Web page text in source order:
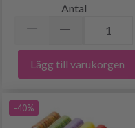
Antal
Lägg till varukorgen
-40%